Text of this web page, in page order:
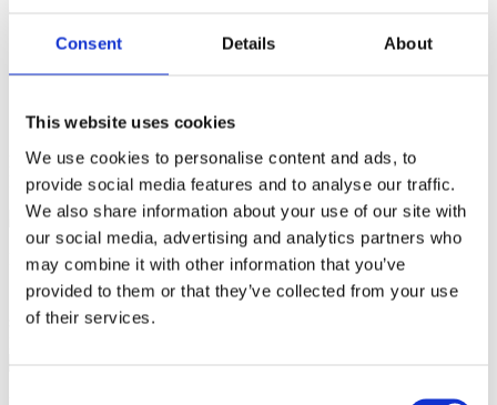
Consent Details About
This website uses cookies
We use cookies to personalise content and ads, to
provide social media features and to analyse our traffic.
We also share information about your use of our site with
our social media, advertising and analytics partners who
may combine it with other information that you’ve
provided to them or that they’ve collected from your use
of their services.
Opskrift af Edwin Adkins
Stuvet spidskål med
serranoskinke
Nyd stuvet sommerkål med Serrano skinke, tilberedt til perfektion i
Invoq ovnen. En smagsfusion, der får mundvandet til at løbe!
Ingredienser
1 kg spidskål, fint snittet 4 dl fløde minimum 37%
100 g
serranoskinke skåret i tynde strimler